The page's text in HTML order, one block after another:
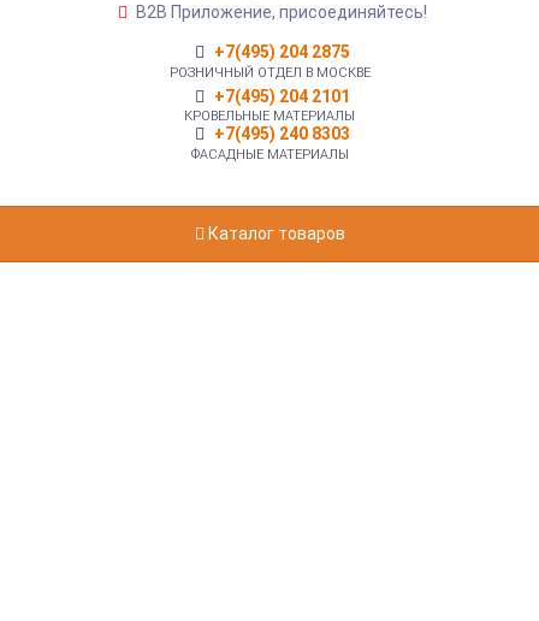
B2B Приложение, присоединяйтесь!
+7(495) 204 2875
РОЗНИЧНЫЙ ОТДЕЛ В МОСКВЕ
+7(495) 204 2101
КРОВЕЛЬНЫЕ МАТЕРИАЛЫ
+7(495) 240 8303
ФАСАДНЫЕ МАТЕРИАЛЫ
Каталог товаров